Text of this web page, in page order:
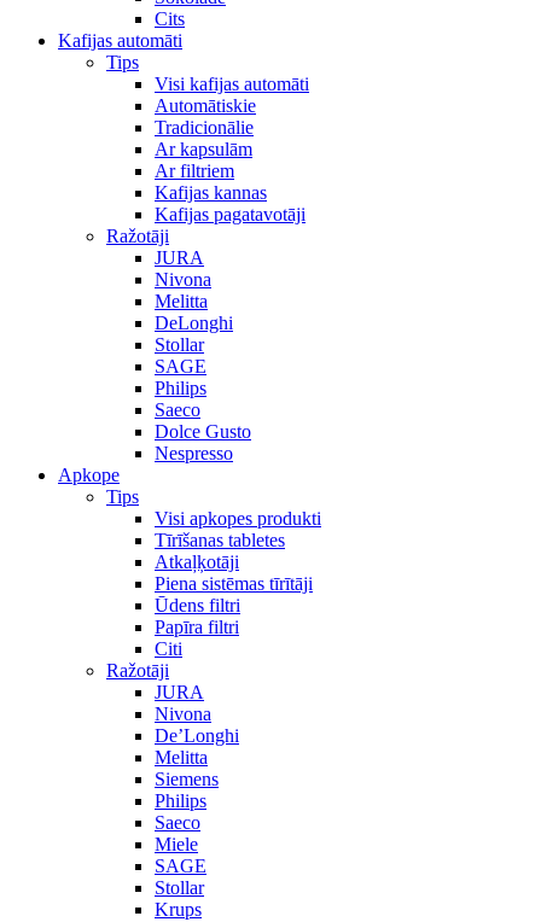
Cits
Kafijas automāti
Tips
Visi kafijas automāti
Automātiskie
Tradicionālie
Ar kapsulām
Ar filtriem
Kafijas kannas
Kafijas pagatavotāji
Ražotāji
JURA
Nivona
Melitta
DeLonghi
Stollar
SAGE
Philips
Saeco
Dolce Gusto
Nespresso
Apkope
Tips
Visi apkopes produkti
Tīrīšanas tabletes
Atkaļķotāji
Piena sistēmas tīrītāji
Ūdens filtri
Papīra filtri
Citi
Ražotāji
JURA
Nivona
De’Longhi
Melitta
Siemens
Philips
Saeco
Miele
SAGE
Stollar
Krups